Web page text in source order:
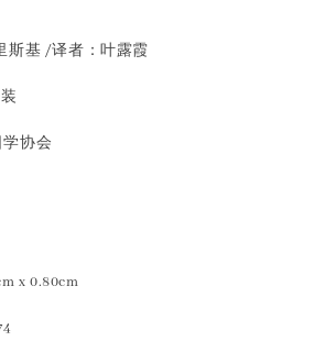
斯基 /译者：叶露霞
协会
x 0.80cm